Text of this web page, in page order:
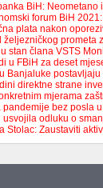
BiH:
forum BiH
plata nakon
željezničkog prometa
stan člana VSTS
u FBiH za deset
Banjaluke postavljaju
direktne strane
mjerama
pandemije bez posla
usvojila odluku o
Stolac: Zaustaviti